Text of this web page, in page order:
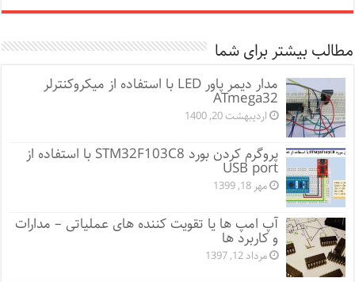
مطالب بیشتر برای شما
مدار دیمر پاور LED با استفاده از میکروکنترلر
ATmega32
اردیبهشت 20, 1400
پروگرم کردن بورد STM32F103C8 با استفاده از
USB port
مهر 18, 1399
آپ امپ ها یا تقویت کننده های عملیاتی – مدارات
و کاربرد ها
مرداد 12, 1397